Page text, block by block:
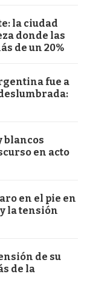
la ciudad
donde las
de un 20%
fue a
blancos
en acto
en el pie en
la tensión
de su
de la